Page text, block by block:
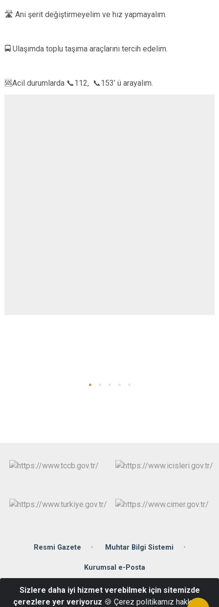
🛣️ Ani şerit değiştirmeyelim ve hız yapmayalım.
🚍 Ulaşımda toplu taşıma araçlarını tercih edelim.
🆘Acil durumlarda 📞112, 📞153’ ü arayalım.
Resmi Gazete Muhtar Bilgi Sistemi
Kurumsal e-Posta
Hançerli Mahallesi Atatürk Bulvarı No:120 55100 İlkadım/SAMSUN
Sizlere daha iyi hizmet verebilmek için sitemizde
çerezlere yer veriyoruz 🍪 Çerez politikamız hakkında